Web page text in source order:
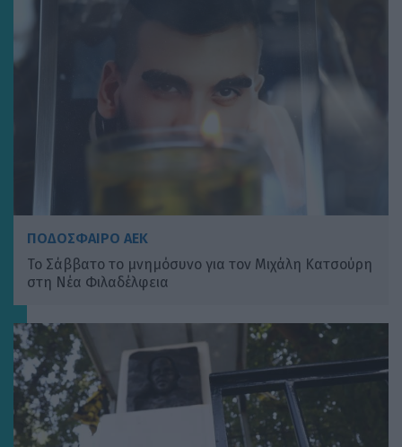
ΠΟΔΟΣΦΑΙΡΟ ΑΕΚ
Το Σάββατο το μνημόσυνο για τον Μιχάλη Κατσούρη
στη Νέα Φιλαδέλφεια